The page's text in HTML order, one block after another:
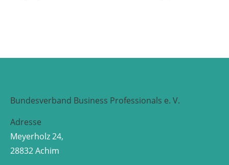
Bundesverband Business Professionals e. V.
Adresse
Meyerholz 24,
28832 Achim